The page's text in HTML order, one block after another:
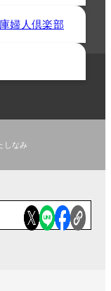
婦人倶楽部
しなみ